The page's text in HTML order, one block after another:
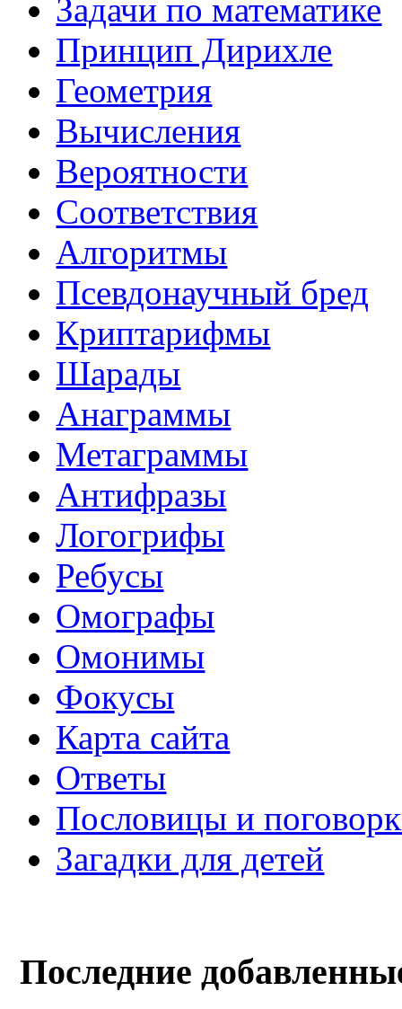
Задачи по математике
Принцип Дирихле
Геометрия
Вычисления
Вероятности
Соответствия
Алгоритмы
Псевдонаучный бред
Криптарифмы
Шарады
Анаграммы
Метаграммы
Антифразы
Логогрифы
Ребусы
Омографы
Омонимы
Фокусы
Карта сайта
Ответы
Пословицы и
Загадки для детей
Последние